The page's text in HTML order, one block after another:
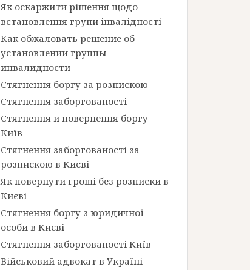
Як оскаржити рішення щодо
встановлення групи інвалідності
Как обжаловать решение об
установлении группы
инвалидности
Стягнення боргу за розпискою
Стягнення заборгованості
Стягнення й повернення боргу
Київ
Стягнення заборгованості за
розпискою в Києві
Як повернути гроші без розписки в
Києві
Стягнення боргу з юридичної
особи в Києві
Стягнення заборгованості Київ
Військовий адвокат в Україні